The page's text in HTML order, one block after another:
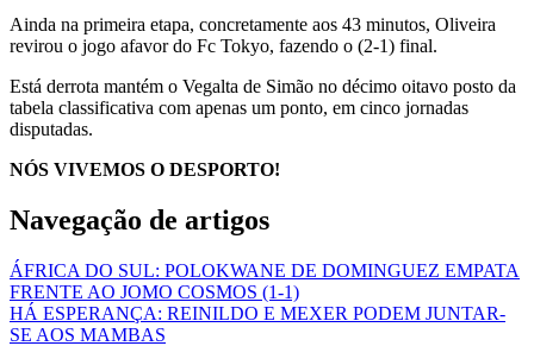
Ainda na primeira etapa, concretamente aos 43 minutos, Oliveira
revirou o jogo afavor do Fc Tokyo, fazendo o (2-1) final.
Está derrota mantém o Vegalta de Simão no décimo oitavo posto da
tabela classificativa com apenas um ponto, em cinco jornadas
disputadas.
NÓS VIVEMOS O DESPORTO!
Navegação de artigos
ÁFRICA DO SUL: POLOKWANE DE DOMINGUEZ EMPATA
FRENTE AO JOMO COSMOS (1-1)
HÁ ESPERANÇA: REINILDO E MEXER PODEM JUNTAR-
SE AOS MAMBAS